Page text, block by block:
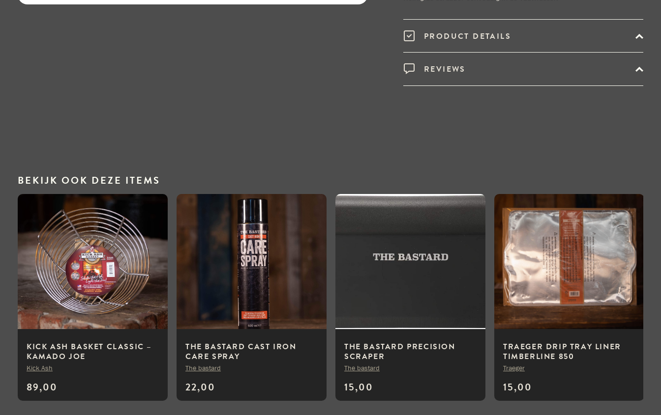
PRODUCT DETAILS
REVIEWS
BEKIJK OOK DEZE ITEMS
KICK ASH BASKET CLASSIC –
KAMADO JOE
89,00
Kick Ash
THE BASTARD CAST IRON
CARE SPRAY
22,00
The bastard
THE BASTARD PRECISION
SCRAPER
15,00
The bastard
TRAEGER DRIP TRAY LINER
TIMBERLINE 850
15,00
Traeger